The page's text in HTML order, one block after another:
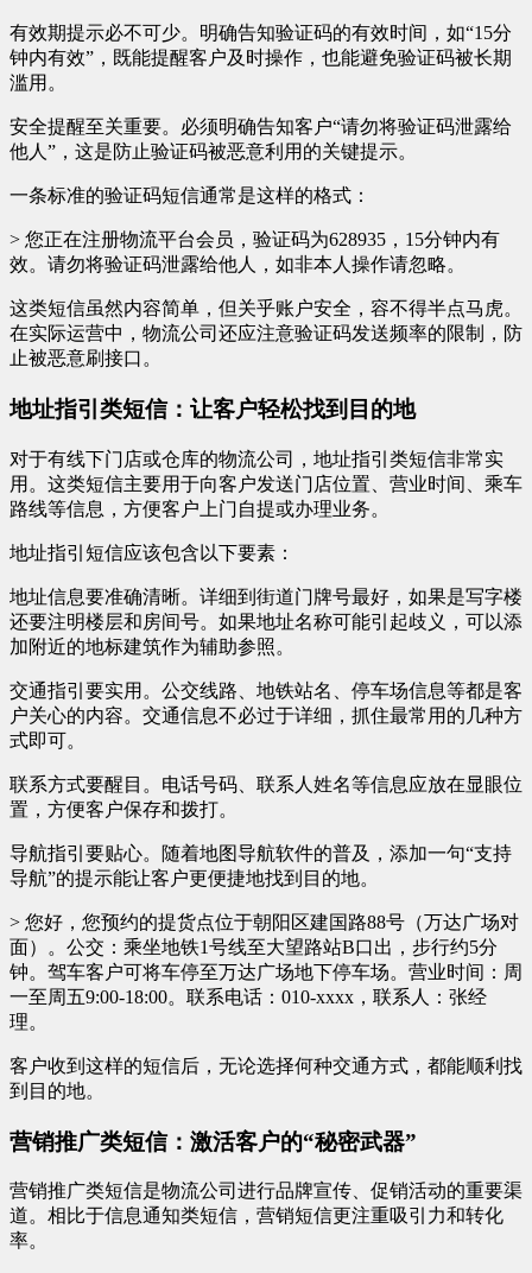
有效期提示必不可少。明确告知验证码的有效时间，如“15分
钟内有效”，既能提醒客户及时操作，也能避免验证码被长期
滥用。
安全提醒至关重要。必须明确告知客户“请勿将验证码泄露给
他人”，这是防止验证码被恶意利用的关键提示。
一条标准的验证码短信通常是这样的格式：
> 您正在注册物流平台会员，验证码为628935，15分钟内有
效。请勿将验证码泄露给他人，如非本人操作请忽略。
这类短信虽然内容简单，但关乎账户安全，容不得半点马虎。
在实际运营中，物流公司还应注意验证码发送频率的限制，防
止被恶意刷接口。
地址指引类短信：让客户轻松找到目的地
对于有线下门店或仓库的物流公司，地址指引类短信非常实
用。这类短信主要用于向客户发送门店位置、营业时间、乘车
路线等信息，方便客户上门自提或办理业务。
地址指引短信应该包含以下要素：
地址信息要准确清晰。详细到街道门牌号最好，如果是写字楼
还要注明楼层和房间号。如果地址名称可能引起歧义，可以添
加附近的地标建筑作为辅助参照。
交通指引要实用。公交线路、地铁站名、停车场信息等都是客
户关心的内容。交通信息不必过于详细，抓住最常用的几种方
式即可。
联系方式要醒目。电话号码、联系人姓名等信息应放在显眼位
置，方便客户保存和拨打。
导航指引要贴心。随着地图导航软件的普及，添加一句“支持
导航”的提示能让客户更便捷地找到目的地。
> 您好，您预约的提货点位于朝阳区建国路88号（万达广场对
面）。公交：乘坐地铁1号线至大望路站B口出，步行约5分
钟。驾车客户可将车停至万达广场地下停车场。营业时间：周
一至周五9:00-18:00。联系电话：010-xxxx，联系人：张经
理。
客户收到这样的短信后，无论选择何种交通方式，都能顺利找
到目的地。
营销推广类短信：激活客户的“秘密武器”
营销推广类短信是物流公司进行品牌宣传、促销活动的重要渠
道。相比于信息通知类短信，营销短信更注重吸引力和转化
率。